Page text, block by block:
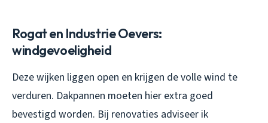
Rogat en Industrie Oevers:
windgevoeligheid
Deze wijken liggen open en krijgen de volle wind te
verduren. Dakpannen moeten hier extra goed
bevestigd worden. Bij renovaties adviseer ik